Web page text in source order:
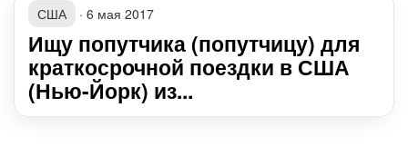
США · 6 мая 2017
Ищу попутчика (попутчицу) для
краткосрочной поездки в США
(Нью-Йорк) из...